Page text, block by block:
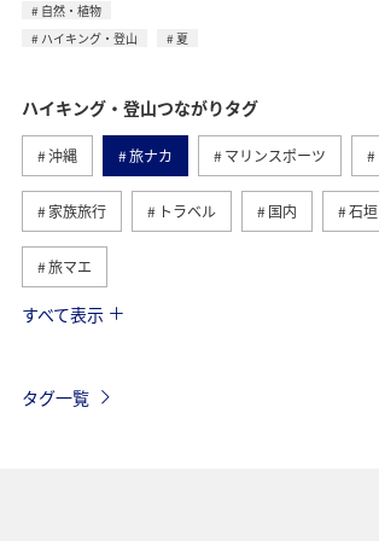
自然・植物
ハイキング・登山
夏
ハイキング・登山つながりタグ
沖縄 旅ナカ マリンスポーツ
家族旅行 トラベル 国内 石垣
旅マエ
夏
すべて表示
タグ一覧